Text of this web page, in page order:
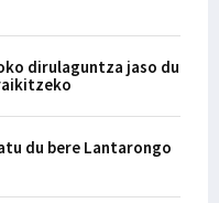
dirulaguntza jaso du
du bere Lantarongo